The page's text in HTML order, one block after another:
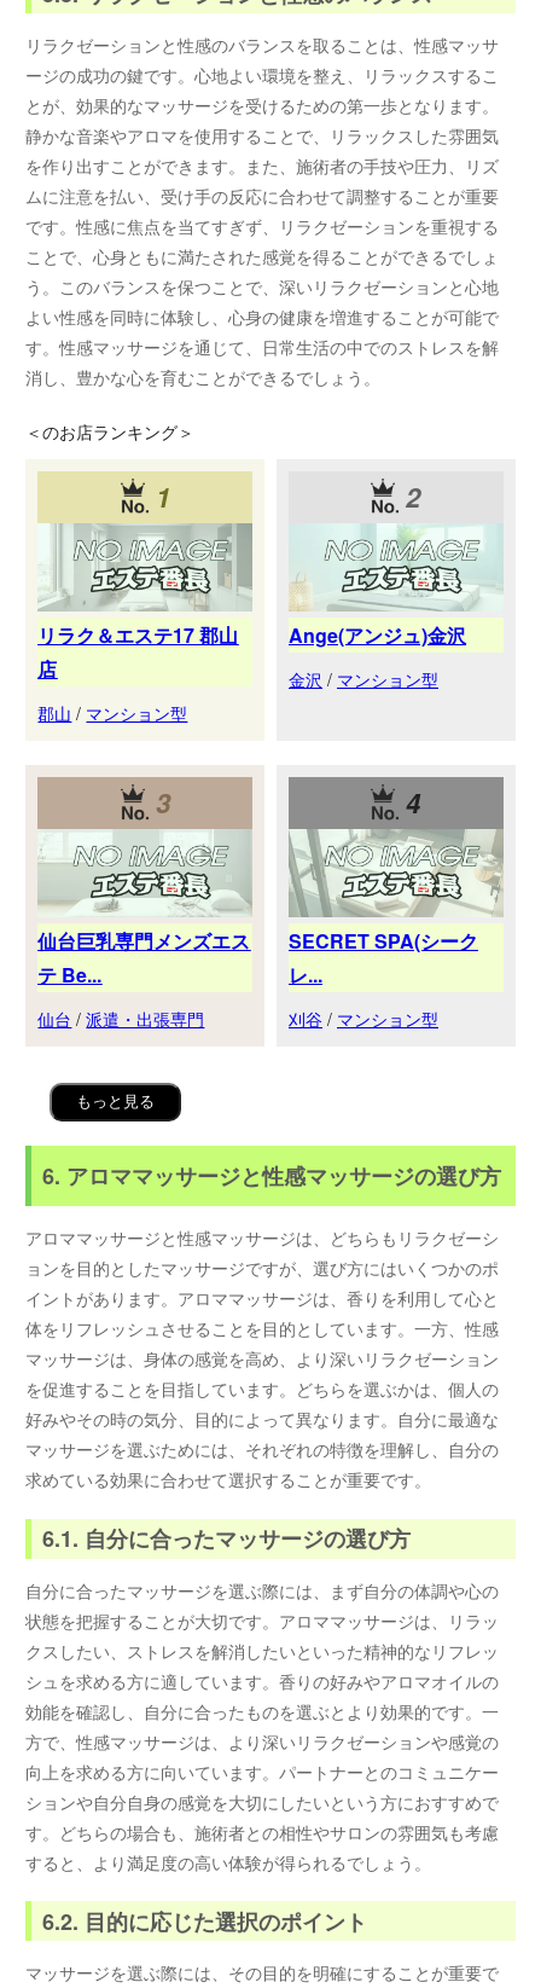
リラクゼーションと性感のバランスを取ることは、性感マッサ
ージの成功の鍵です。心地よい環境を整え、リラックスするこ
とが、効果的なマッサージを受けるための第一歩となります。
静かな音楽やアロマを使用することで、リラックスした雰囲気
を作り出すことができます。また、施術者の手技や圧力、リズ
ムに注意を払い、受け手の反応に合わせて調整することが重要
です。性感に焦点を当てすぎず、リラクゼーションを重視する
ことで、心身ともに満たされた感覚を得ることができるでしょ
う。このバランスを保つことで、深いリラクゼーションと心地
よい性感を同時に体験し、心身の健康を増進することが可能で
す。性感マッサージを通じて、日常生活の中でのストレスを解
消し、豊かな心を育むことができるでしょう。
＜のお店ランキング＞
1
リラク＆エステ17 郡山
店
郡山 / マンション型
2
Ange(アンジュ)金沢
金沢 / マンション型
3
仙台巨乳専門メンズエス
テ Be...
仙台 /派遣・出張専門
4
SECRET SPA(シーク
レ...
刈谷 / マンション型
もっと見る
6. アロママッサージと性感マッサージの選び方
アロママッサージと性感マッサージは、どちらもリラクゼーシ
ョンを目的としたマッサージですが、選び方にはいくつかのポ
イントがあります。アロママッサージは、香りを利用して心と
体をリフレッシュさせることを目的としています。一方、性感
マッサージは、身体の感覚を高め、より深いリラクゼーション
を促進することを目指しています。どちらを選ぶかは、個人の
好みやその時の気分、目的によって異なります。自分に最適な
マッサージを選ぶためには、それぞれの特徴を理解し、自分の
求めている効果に合わせて選択することが重要です。
6.1. 自分に合ったマッサージの選び方
自分に合ったマッサージを選ぶ際には、まず自分の体調や心の
状態を把握することが大切です。アロママッサージは、リラッ
クスしたい、ストレスを解消したいといった精神的なリフレッ
シュを求める方に適しています。香りの好みやアロマオイルの
効能を確認し、自分に合ったものを選ぶとより効果的です。一
方で、性感マッサージは、より深いリラクゼーションや感覚の
向上を求める方に向いています。パートナーとのコミュニケー
ションや自分自身の感覚を大切にしたいという方におすすめで
す。どちらの場合も、施術者との相性やサロンの雰囲気も考慮
すると、より満足度の高い体験が得られるでしょう。
6.2. 目的に応じた選択のポイント
マッサージを選ぶ際には、その目的を明確にすることが重要で